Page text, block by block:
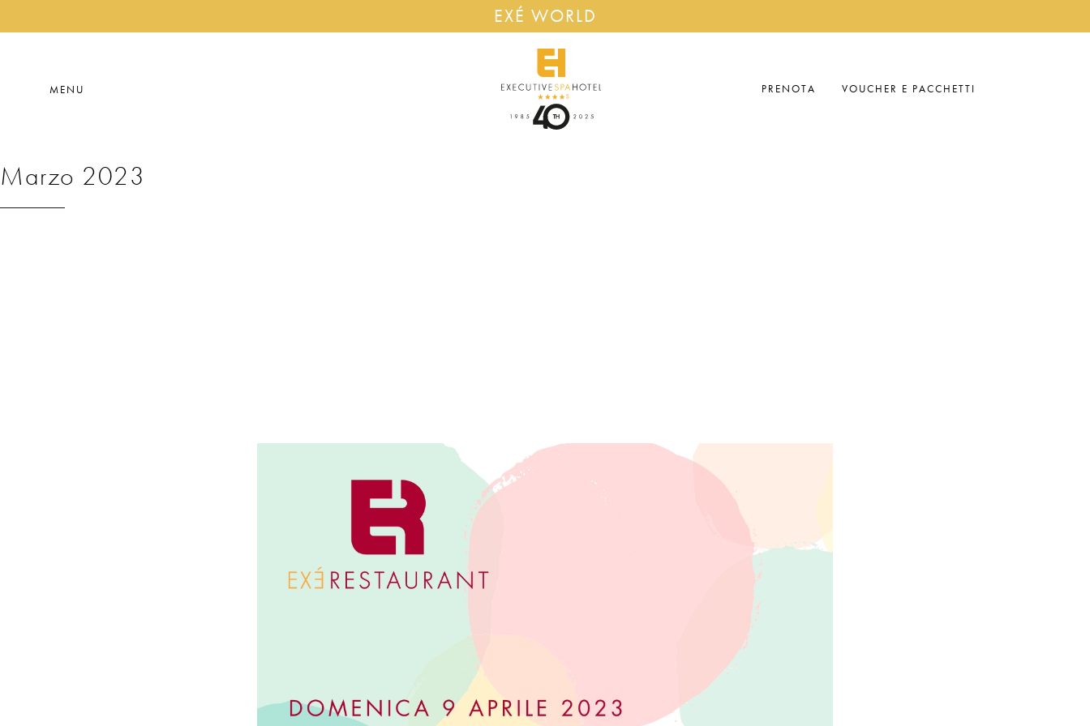
MENU PRENOTA VOUCHER E PACCHETTI
EXÉ WORLD
Marzo 2023